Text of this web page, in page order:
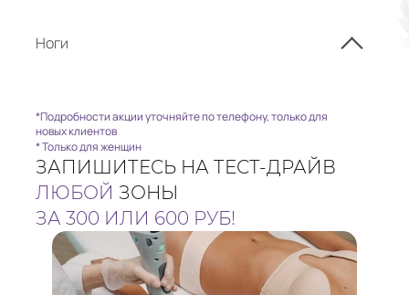
Ноги
*Подробности акции уточняйте по телефону, только для
новых клиентов
* Только для женщин
ЗАПИШИТЕСЬ НА ТЕСТ-ДРАЙВ
ЛЮБОЙ ЗОНЫ
ЗА 300 ИЛИ 600 РУБ!